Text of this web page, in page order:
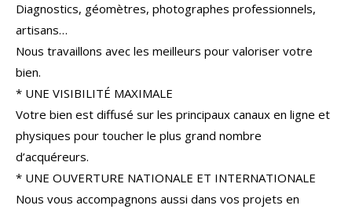
Diagnostics, géomètres, photographes professionnels,
artisans…
Nous travaillons avec les meilleurs pour valoriser votre
bien.
* UNE VISIBILITÉ MAXIMALE
Votre bien est diffusé sur les principaux canaux en ligne et
physiques pour toucher le plus grand nombre
d’acquéreurs.
* UNE OUVERTURE NATIONALE ET INTERNATIONALE
Nous vous accompagnons aussi dans vos projets en